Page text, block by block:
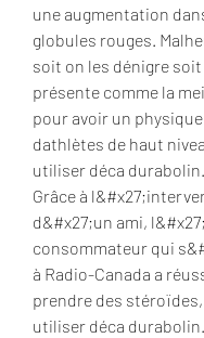
une augmentation
globules rouges.
soit on les dénigre soit
présente comme la
pour avoir un
dathlètes de haut
utiliser déca durabolin.
Grâce à
d&#x27;un ami,
consommateur qui
à Radio-Canada a
prendre des
utiliser déca durabolin.